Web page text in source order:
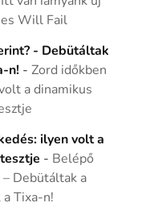
Will Fail
- Debütáltak
n! -Zord időkben
a dinamikus
ilyen volt a
- Belépő
Debütáltak a
Tixa-n!